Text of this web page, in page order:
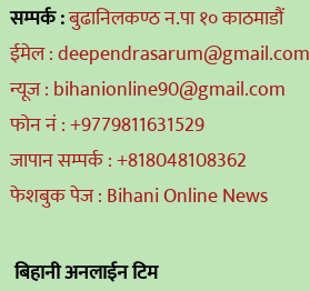
सम्पर्क :बुढानिलकण्ठ न.पा १० काठमाडौं
ईमेल : deependrasarum@gmail.com
न्यूज : bihanionline90@gmail.com
फोन नं : +9779811631529
जापान सम्पर्क : +818048108362
फेशबुक पेज : Bihani Online News
बिहानी अनलाईन टिम